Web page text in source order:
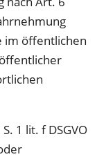
im öffentlichen
1 lit. f DSGVO